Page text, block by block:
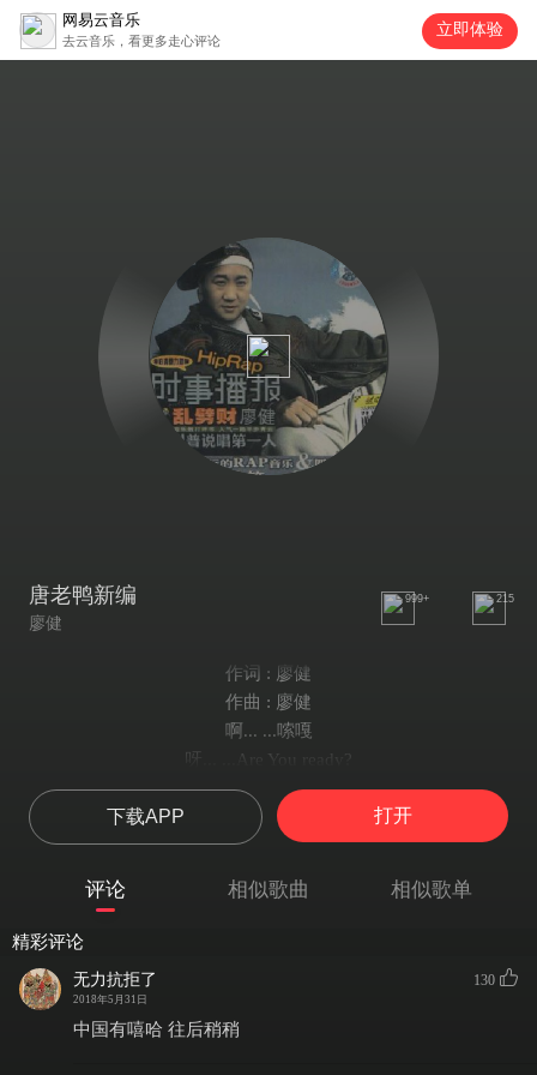
网易云音乐
去云音乐，看更多走心评论
立即体验
唐老鸭新编
廖健
999+ 215
作词 : 廖健
作曲 : 廖健
啊... ...嗦嘎
呀... ...Are You ready?
话说唐老鸭小名唐二娃
一天到黑东跨西跨
游手好闲乱打冲拳
隔壁子的阴沟
蜂窝煤的眼眼
下载APP 打开
评论 相似歌曲 相似歌单
精彩评论
无力抗拒了
2018年5月31日
130
中国有嘻哈 往后稍稍